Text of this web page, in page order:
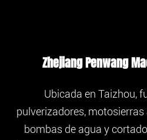
Zhejiang Penwang
Ubicada en Taizhou,
pulverizadores,
bombas de agua y